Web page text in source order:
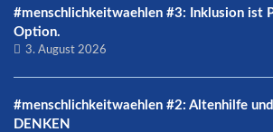
#menschlichkeitwaehlen #3: Inklusion ist
Option.
3. August 2026
#menschlichkeitwaehlen #2: Altenhilfe
DENKEN